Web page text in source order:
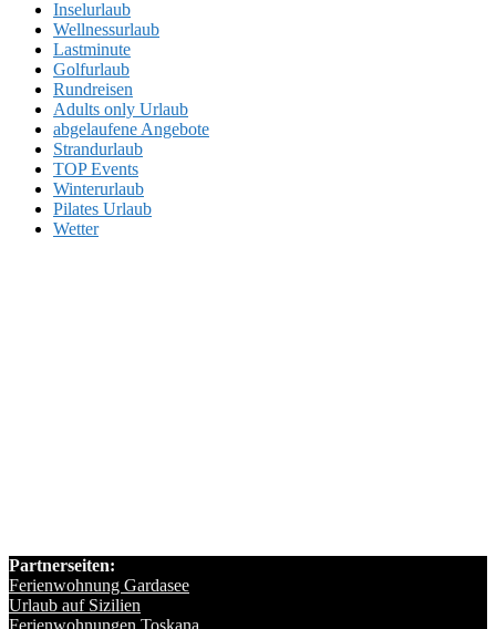
Inselurlaub
Wellnessurlaub
Lastminute
Golfurlaub
Rundreisen
Adults only Urlaub
abgelaufene Angebote
Strandurlaub
TOP Events
Winterurlaub
Pilates Urlaub
Wetter
Partnerseiten:
Ferienwohnung Gardasee
Urlaub auf Sizilien
Ferienwohnungen Toskana